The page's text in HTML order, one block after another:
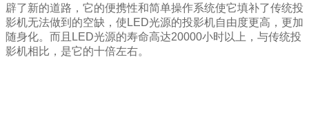
辟了新的道路，它的便携性和简单操作系统使它填补了传统投
影机无法做到的空缺，使LED光源的投影机自由度更高，更加
随身化。而且LED光源的寿命高达20000小时以上，与传统投
影机相比，是它的十倍左右。